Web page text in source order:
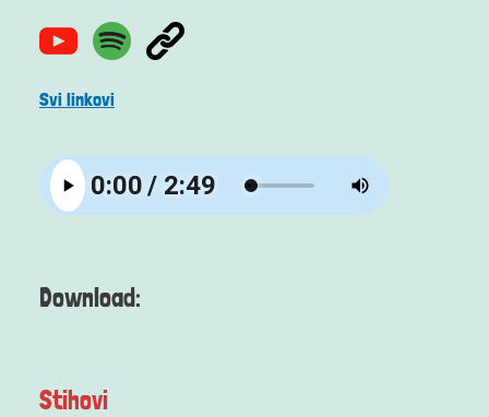
Svi linkovi
Download:
Stihovi